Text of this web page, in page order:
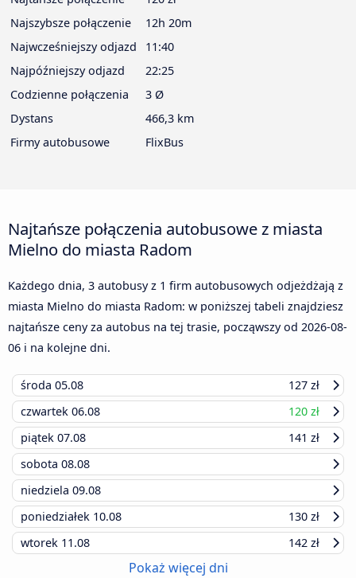
Najszybsze połączenie
12h 20m
Najwcześniejszy odjazd
11:40
Najpóźniejszy odjazd
22:25
Codzienne połączenia
3 Ø
Dystans
466,3 km
Firmy autobusowe
FlixBus
Najtańsze połączenia autobusowe z miasta
Mielno do miasta Radom
Każdego dnia, 3 autobusy z 1 firm autobusowych odjeżdżają z
miasta Mielno do miasta Radom: w poniższej tabeli znajdziesz
najtańsze ceny za autobus na tej trasie, począwszy od 2026-08-
06 i na kolejne dni.
środa 05.08
127 zł
czwartek 06.08
120 zł
piątek 07.08
141 zł
sobota 08.08
niedziela 09.08
poniedziałek 10.08
130 zł
wtorek 11.08 142 zł
Pokaż więcej dni